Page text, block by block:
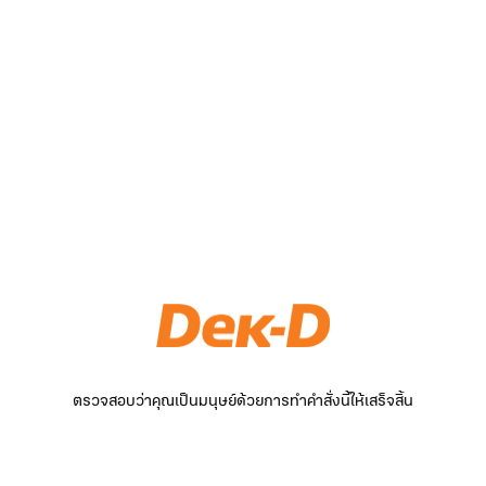
ตรวจสอบว่าคุณเป็นมนุษย์ด้วยการทำคำสั่งนี้ให้เสร็จสิ้น